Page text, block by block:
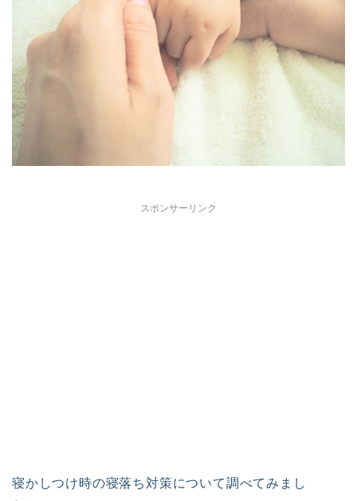
スポンサーリンク
寝かしつけ時の寝落ち対策について調べてみまし